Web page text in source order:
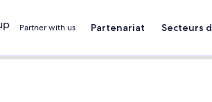
Partner with us Partenariat Secteurs